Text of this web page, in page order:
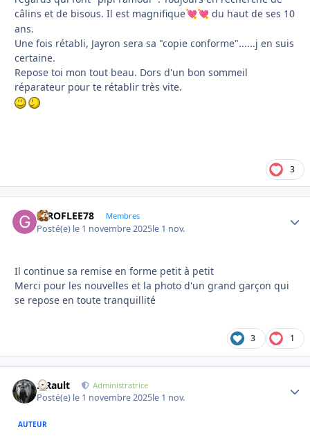
câlins et de bisous. Il est magnifique💘💘 du haut de ses 10
ans.
Une fois rétabli, Jayron sera sa "copie conforme"......j en suis
certaine.
Repose toi mon tout beau. Dors d'un bon sommeil
réparateur pour te rétablir très vite.
3
GIROFLEE78 Membres
Posté(e) le 1 novembre 2025le 1 nov.
Il continue sa remise en forme petit à petit
Merci pour les nouvelles et la photo d'un grand garçon qui
se repose en toute tranquillité
3 1
S.Rault Administratrice
Posté(e) le 1 novembre 2025le 1 nov.
AUTEUR